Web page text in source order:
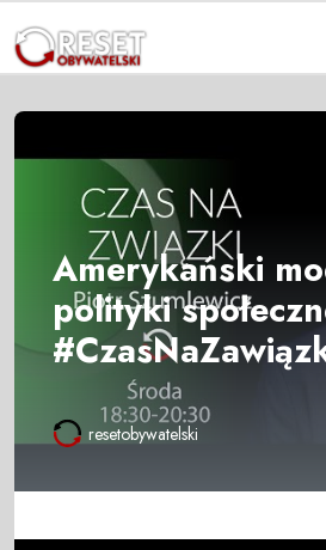
Amerykański
polityki
resetobywatelski